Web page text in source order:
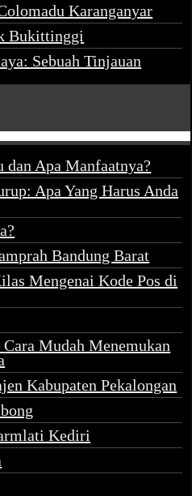
Karanganyar
Bukittinggi
Sebuah Tinjauan
dan Apa Manfaatnya?
Apa Yang Harus Anda
Bandung Barat
Mengenai Kode Pos di
Mudah Menemukan
Kabupaten Pekalongan
Kediri